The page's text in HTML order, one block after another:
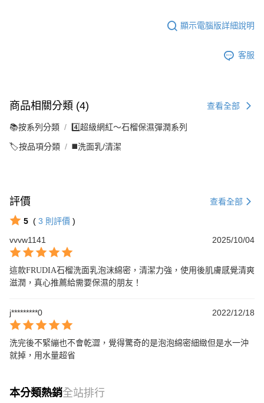
顯示電腦版詳細說明
客服
商品相關分類 (4) 查看全部
📚按系列分類 4️⃣超級網紅～石榴保濕彈潤系列
🏷️按品項分類 ◼️洗面乳/清潔
評價 查看全部
5 ( 3 則評價 )
vvvw1141
2025/10/04
這款FRUDIA石榴洗面乳泡沫綿密，清潔力強，使用後肌膚感覺清爽
滋潤，真心推薦給需要保濕的朋友！
j*********0 2022/12/18
洗完後不緊繃也不會乾澀，覺得驚奇的是泡泡綿密細緻但是水一沖
就掉，用水量超省
本分類熱銷全站排行